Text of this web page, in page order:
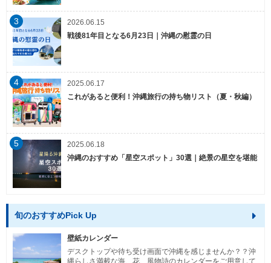
3
2026.06.15
戦後81年目となる6月23日｜沖縄の慰霊の日
4
2025.06.17
これがあると便利！沖縄旅行の持ち物リスト（夏・秋編）
5
2025.06.18
沖縄のおすすめ「星空スポット」30選｜絶景の星空を堪能
旬のおすすめPick Up
壁紙カレンダー
デスクトップや待ち受け画面で沖縄を感じませんか？？沖
縄らしさ満載な海、花、風物詩のカレンダーをご用意して